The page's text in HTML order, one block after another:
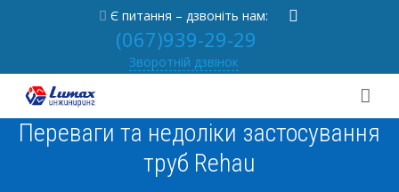
Є питання – дзвоніть нам:
(067)939-29-29
Зворотній дзвінок
Про нас
Переваги та недоліки застосування
труб Rehau